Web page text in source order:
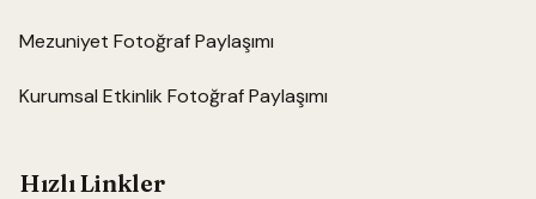
Mezuniyet Fotoğraf Paylaşımı
Kurumsal Etkinlik Fotoğraf Paylaşımı
Hızlı Linkler